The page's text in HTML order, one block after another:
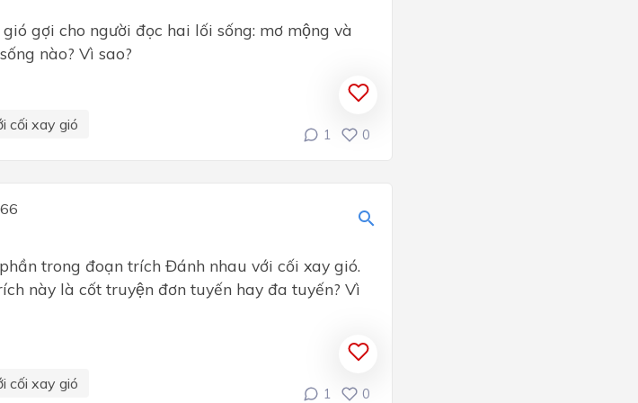
gợi cho người đọc hai lối sống: mơ mộng và
nào? Vì sao?
cối xay gió
1 0
trong đoạn trích Đánh nhau với cối xay gió.
này là cốt truyện đơn tuyến hay đa tuyến? Vì
cối xay gió
1 0